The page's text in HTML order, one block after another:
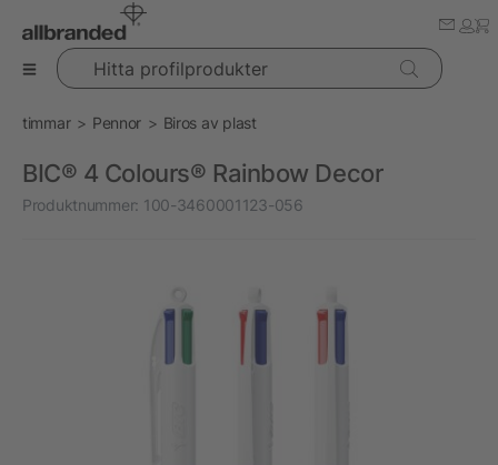
Hitta profilprodukter
timmar Pennor Biros av plast
BIC® 4 Colours® Rainbow Decor
Produktnummer: 100-3460001123-056